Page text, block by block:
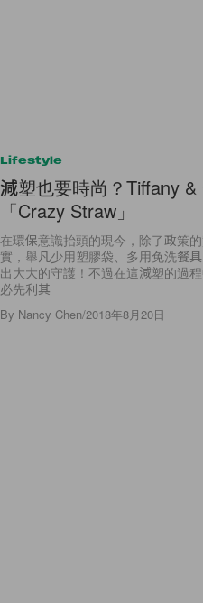
Lifestyle
減塑也要時尚？Tiffany
「Crazy Straw」
在環保意識抬頭的現今，除了政策
實，舉凡少用塑膠袋、多用免洗餐
出大大的守護！不過在這減塑的過
必先利其
By Nancy Chen/2018年8月20日